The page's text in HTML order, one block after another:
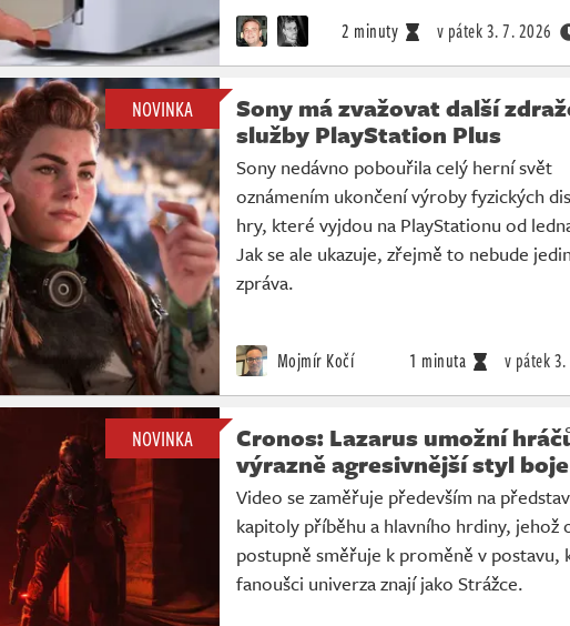
2 minuty v pátek3. 7. 2026
NOVINKA
Sony má zvažovat další
služby PlayStation Plus
Sony nedávno pobouřila celý herní svět
oznámením ukončení výroby fyzických
hry, které vyjdou na PlayStationu od
Jak se ale ukazuje, zřejmě to nebude
zpráva.
Mojmír Kočí 1 minuta v pátek
NOVINKA
Cronos: Lazarus umožní
výrazně agresivnější styl boje
Video se zaměřuje především na
kapitoly příběhu a hlavního hrdiny, jehož
postupně směřuje k proměně v postavu,
fanoušci univerza znají jako Strážce.